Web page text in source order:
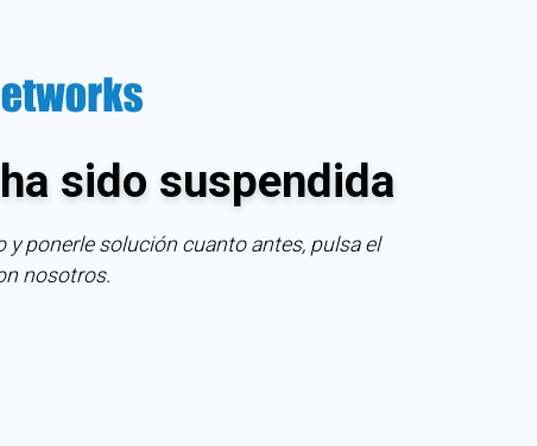
sido suspendida
y ponerle solución cuanto antes, pulsa el
nosotros.